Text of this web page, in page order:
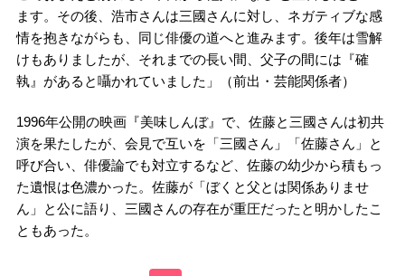
ます。その後、浩市さんは三國さんに対し、ネガティブな感
情を抱きながらも、同じ俳優の道へと進みます。後年は雪解
けもありましたが、それまでの長い間、父子の間には『確
執』があると囁かれていました」（前出・芸能関係者）
1996年公開の映画『美味しんぼ』で、佐藤と三國さんは初共
演を果たしたが、会見で互いを「三國さん」「佐藤さん」と
呼び合い、俳優論でも対立するなど、佐藤の幼少から積もっ
た遺恨は色濃かった。佐藤が「ぼくと父とは関係ありませ
ん」と公に語り、三國さんの存在が重圧だったと明かしたこ
ともあった。